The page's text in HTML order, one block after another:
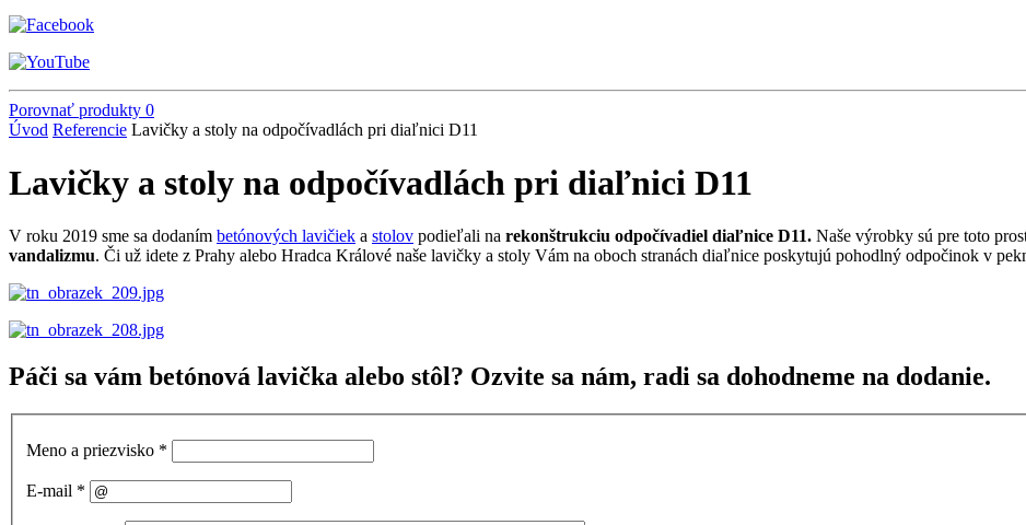
Porovnať produkty 0
Úvod Referencie Lavičky a stoly na odpočívadlách pri diaľnici D11
Lavičky a stoly na odpočívadlách pri diaľnici D11
V roku 2019 sme sa dodaním betónových lavičiek a stolov podieľali na rekonštrukciu odpočívadiel diaľnice D11. Naše výrobky sú pre toto
vandalizmu. Či už idete z Prahy alebo Hradca Králové naše lavičky a stoly Vám na oboch stranách diaľnice poskytujú pohodlný odpočinok v
Páči sa vám betónová lavička alebo stôl? Ozvite sa nám, radi sa dohodneme na dodanie.
Meno a priezvisko *
E-mail *